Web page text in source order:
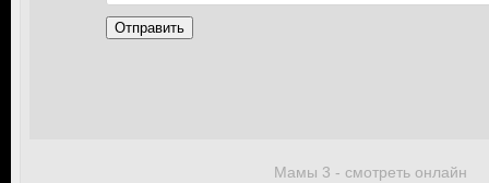
Мамы 3 - смотреть онлайн
Отправить